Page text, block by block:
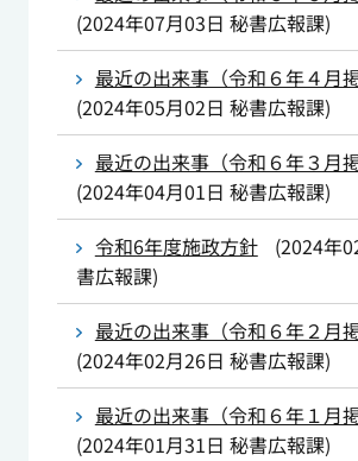
(2024年07月03日 秘書広報課)
最近の出来事（令和６年４月掲
(2024年05月02日 秘書広報課)
最近の出来事（令和６年３月掲
(2024年04月01日 秘書広報課)
令和6年度施政方針
(2024年
書広報課)
最近の出来事（令和６年２月掲
(2024年02月26日 秘書広報課)
最近の出来事（令和６年１月掲
(2024年01月31日 秘書広報課)